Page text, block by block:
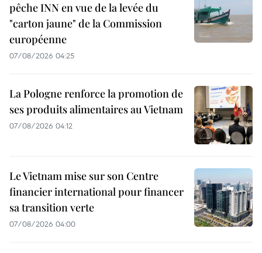
pêche INN en vue de la levée du
"carton jaune" de la Commission
européenne
07/08/2026 04:25
La Pologne renforce la promotion de
ses produits alimentaires au Vietnam
07/08/2026 04:12
Le Vietnam mise sur son Centre
financier international pour financer
sa transition verte
07/08/2026 04:00